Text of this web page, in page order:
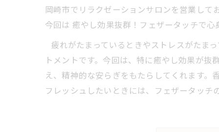
岡崎市でリラクゼーションサロンを営業して
今回は 癒やし効果抜群！フェザータッチで
疲れがたまっているときやストレスがたま
トメントです。今回は、特に癒やし効果が
え、精神的な安らぎをもたらしてくれます。
フレッシュしたいときには、フェザータッ